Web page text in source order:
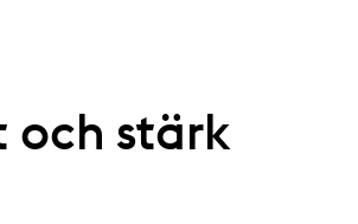
och stärk